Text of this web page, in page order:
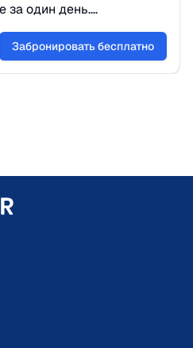
за один день.
самым красивым и
Древнего Египта.
Забронировать бесплатно